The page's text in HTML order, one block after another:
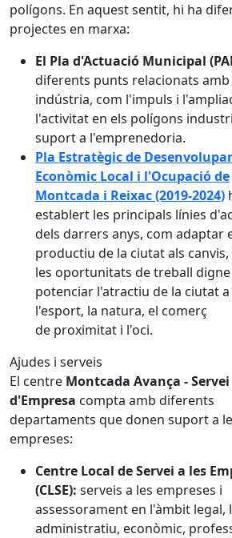
polígons. En aquest sentit, hi ha
projectes en marxa:
El Pla d'Actuació Municipal
diferents punts relacionats amb
indústria, com l'impuls i
l'activitat en els polígons
suport a l'emprenedoria.
Pla Estratègic de
Econòmic Local i l'Ocupació de
Montcada i Reixac (2019-2024)
establert les principals línies
dels darrers anys, com adaptar
productiu de la ciutat als
les oportunitats de treball digne
potenciar l'atractiu de la ciutat
l'esport, la natura, el comerç
de proximitat i l'oci.
Ajudes i serveis
El centre Montcada Avança - Servei
d'Empresa compta amb diferents
departaments que donen suport a
empreses:
Centre Local de Servei a les
(CLSE): serveis a les empreses i
assessorament en l'àmbit legal,
administratiu, econòmic,